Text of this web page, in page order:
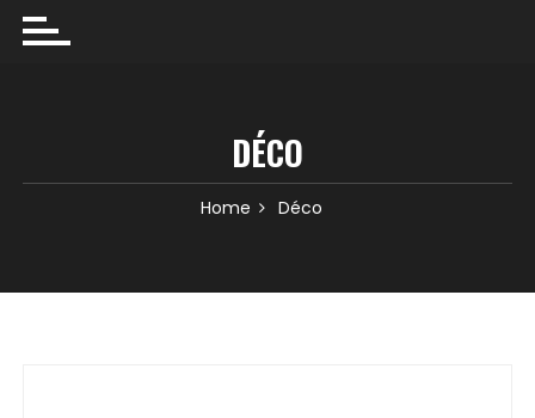
DÉCO
Home Déco